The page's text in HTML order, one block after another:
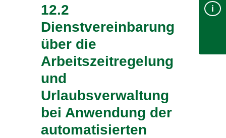
i
12.2
Dienstvereinbarung
über die
Arbeitszeitregelung
und
Urlaubsverwaltung
bei Anwendung der
automatisierten